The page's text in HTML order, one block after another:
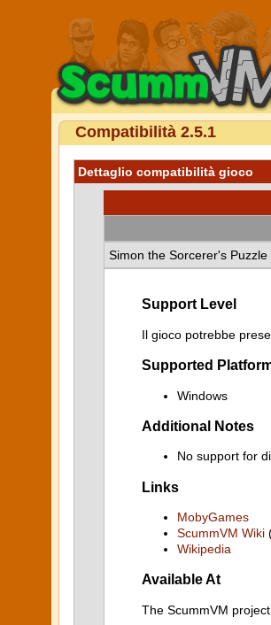
Compatibilità 2.5.1
Dettaglio compatibilità gioco
Simon the Sorcerer's
Support Level
Il gioco potrebbe
Supported
Windows
Additional Notes
No support for
Links
MobyGames
ScummVM Wiki
Wikipedia
Available At
The ScummVM